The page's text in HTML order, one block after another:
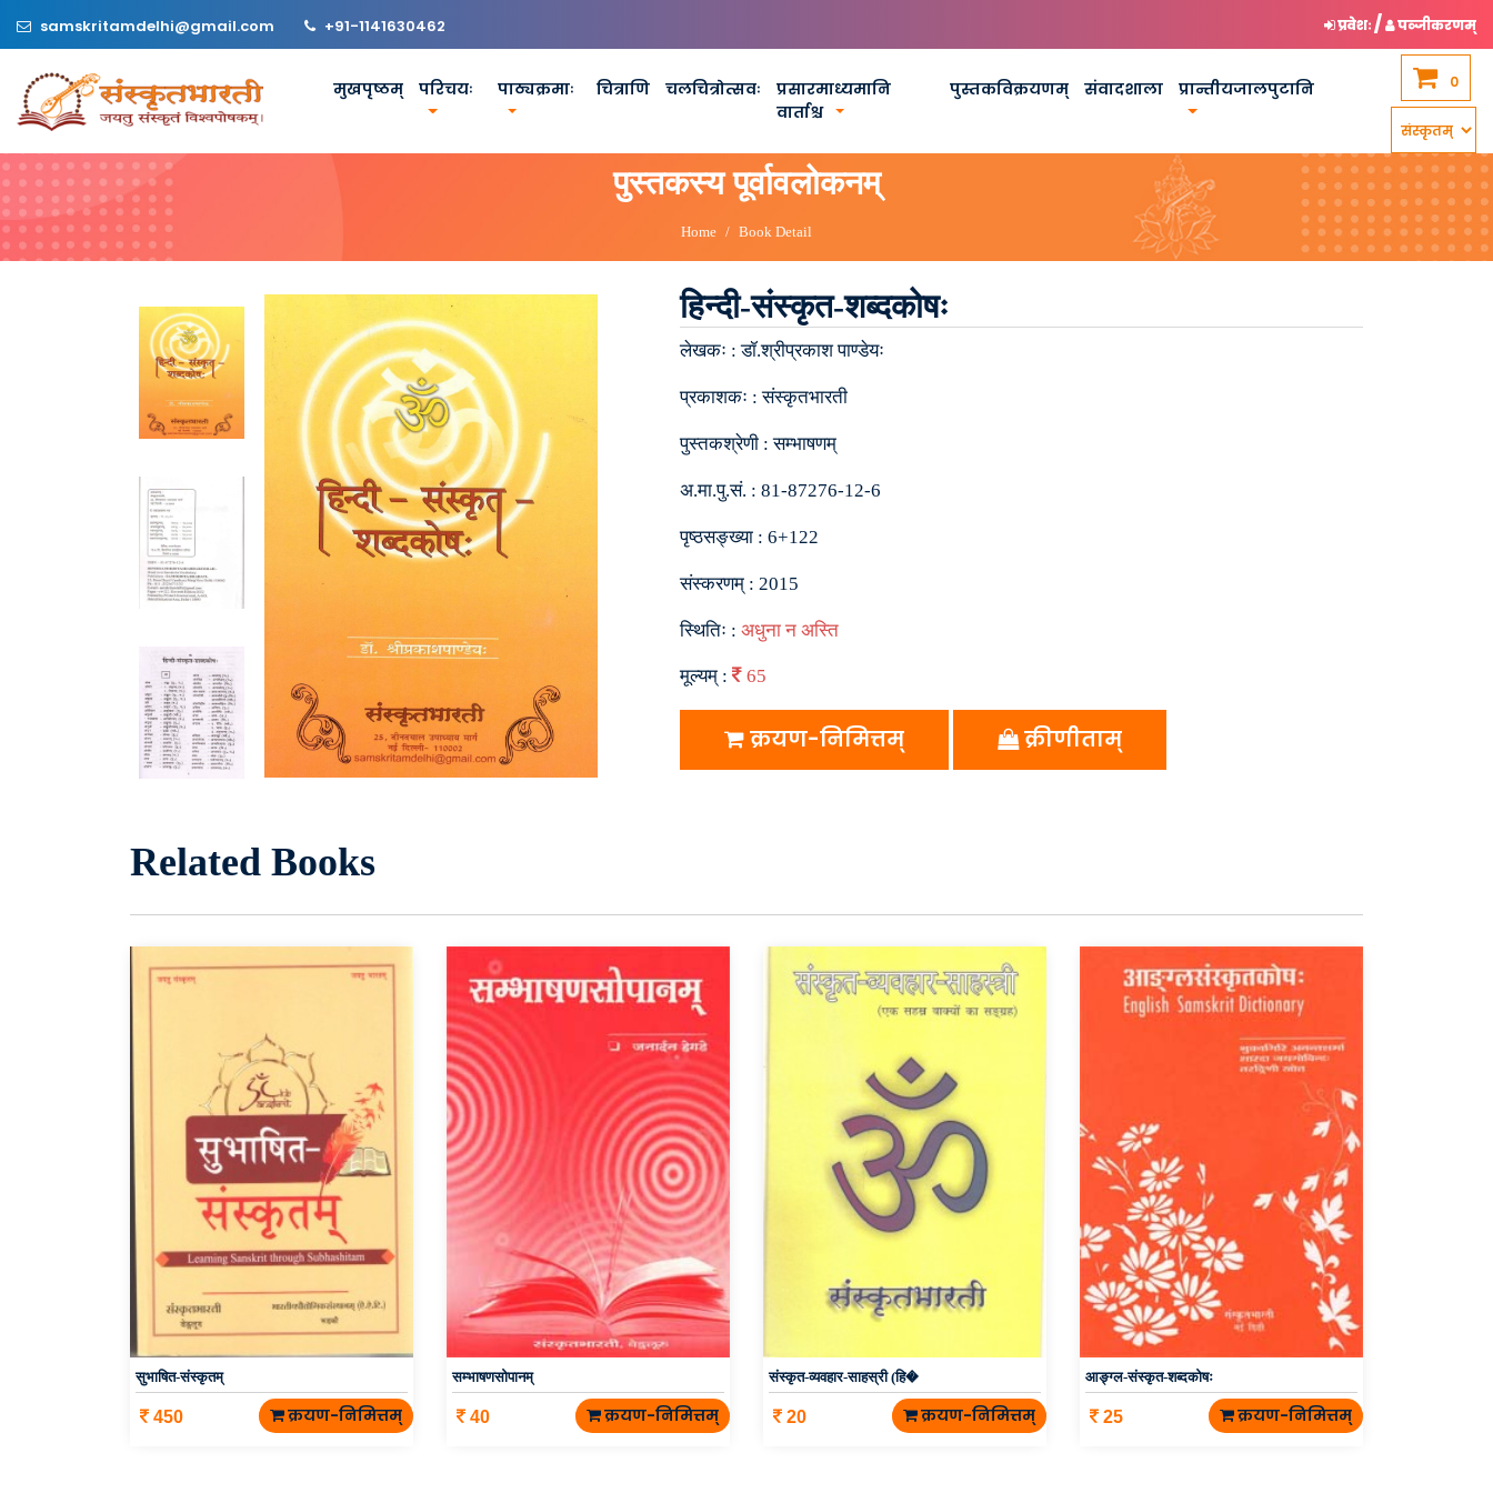
samskritamdelhi@gmail.com +91-1141630462 प्रवेशः/ पञ्जीकरणम्
मुखपृष्ठम् परिचयः पाठ्यक्रमाः चित्राणि चलचित्रोत्सवः
प्रसारमाध्यमानि
वार्ताश्च
पुस्तकविक्रयणम् संवादशाला प्रान्तीयजालपुटानि 0
पुस्तकस्य पूर्वावलोकनम्
Home Book Detail
हिन्दी-संस्कृत-शब्दकोषः
लेखकः :डॉ.श्रीप्रकाश पाण्डेयः
प्रकाशकः :संस्कृतभारती
पुस्तकश्रेणी :सम्भाषणम्
अ.मा.पु.सं. : 81-87276-12-6
पृष्ठसङ्ख्या : 6+122
संस्करणम् : 2015
स्थितिः : अधुना न अस्ति
मूल्यम् : 65
क्रयण-निमित्तम् क्रीणीताम्
Related Books
सुभाषित-संस्कृतम्
450 क्रयण-निमित्तम्
सम्भाषणसोपानम्
40 क्रयण-निमित्तम्
संस्कृत-व्यवहार-साहस्री (हि�
20 क्रयण-निमित्तम्
आङ्ग्ल-संस्कृत-शब्दकोषः
25 क्रयण-निमित्तम्